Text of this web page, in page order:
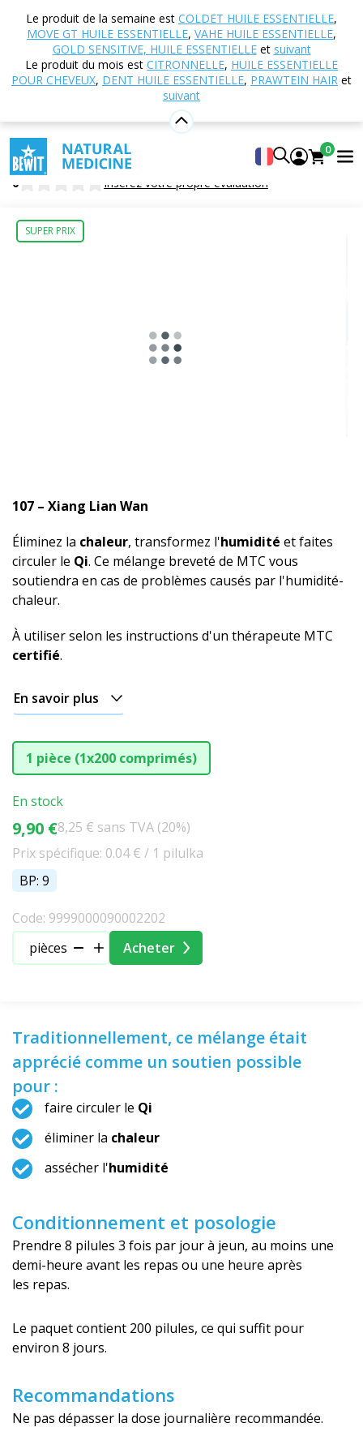
Le produit de la semaine est COLDET HUILE ESSENTIELLE,
MOVE GT HUILE ESSENTIELLE, VAHE HUILE ESSENTIELLE,
GOLD SENSITIVE, HUILE ESSENTIELLEet suivant
Le produit du mois est CITRONNELLE, HUILE ESSENTIELLE
POUR CHEVEUX, DENT HUILE ESSENTIELLE, PRAWTEIN HAIR et
suivant
0
Boutique en ligne
Traditionnelle Chinoise
107 - Murmure de la fleur de
107 - Murmure de la fleur de lotus
Complément alimentaire
BEWIT Lotus Flower Whisper
0 Insérez votre propre évaluation
SUPER PRIX
107 – Xiang Lian Wan
Éliminez la chaleur, transformez l'humidité et faites
circuler le Qi. Ce mélange breveté de MTC vous
soutiendra en cas de problèmes causés par l'humidité-
chaleur.
À utiliser selon les instructions d'un thérapeute MTC
certifié.
En savoir plus
1 pièce (1x200 comprimés)
En stock
9,90 €8,25 € sans TVA (20%)
Prix spécifique: 0.04 € / 1 pilulka
BP: 9
Code: 9999000090002202
pièces
Acheter
Traditionnellement, ce mélange était
apprécié comme un soutien possible
pour :
faire circuler le Qi
éliminer la chaleur
assécher l'humidité
Conditionnement et posologie
Prendre 8 pilules 3 fois par jour à jeun, au moins une
demi-heure avant les repas ou une heure après
les repas.
Le paquet contient 200 pilules, ce qui suffit pour
environ 8 jours.
Recommandations
Ne pas dépasser la dose journalière recommandée.